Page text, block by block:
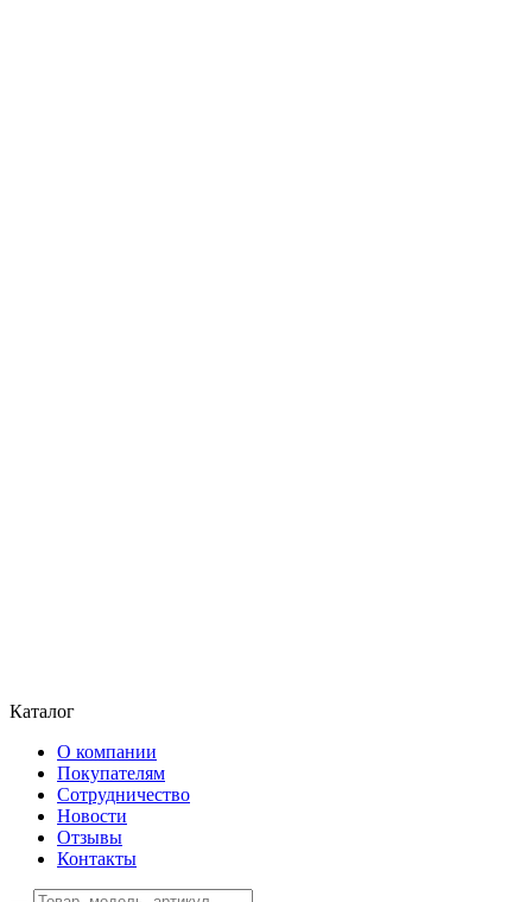
Каталог
О компании
Покупателям
Сотрудничество
Новости
Отзывы
Контакты